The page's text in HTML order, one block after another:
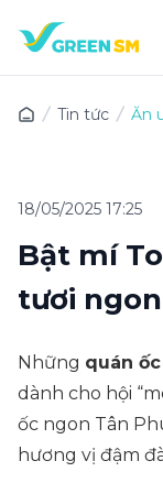
Tin tức Ăn
18/05/2025 17:25
Bật mí
tươi
Những quán
dành cho hội
ốc ngon Tân
hương vị đậm